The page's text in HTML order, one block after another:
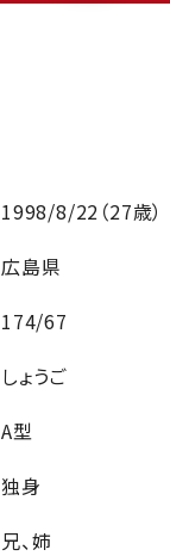
1998/8/22（27歳）
広島県
174/67
しょうご
A型
独身
兄、姉